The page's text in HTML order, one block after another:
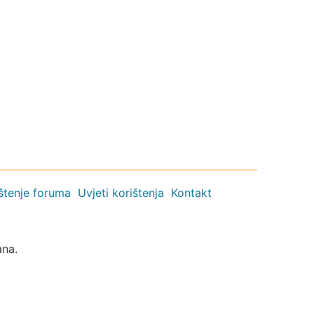
foruma Uvjeti korištenja Kontakt